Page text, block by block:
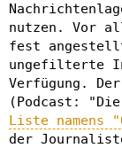
nutzen. Vor
fest
ungefilterte
Verfügung.
(Podcast:
Liste namens
der